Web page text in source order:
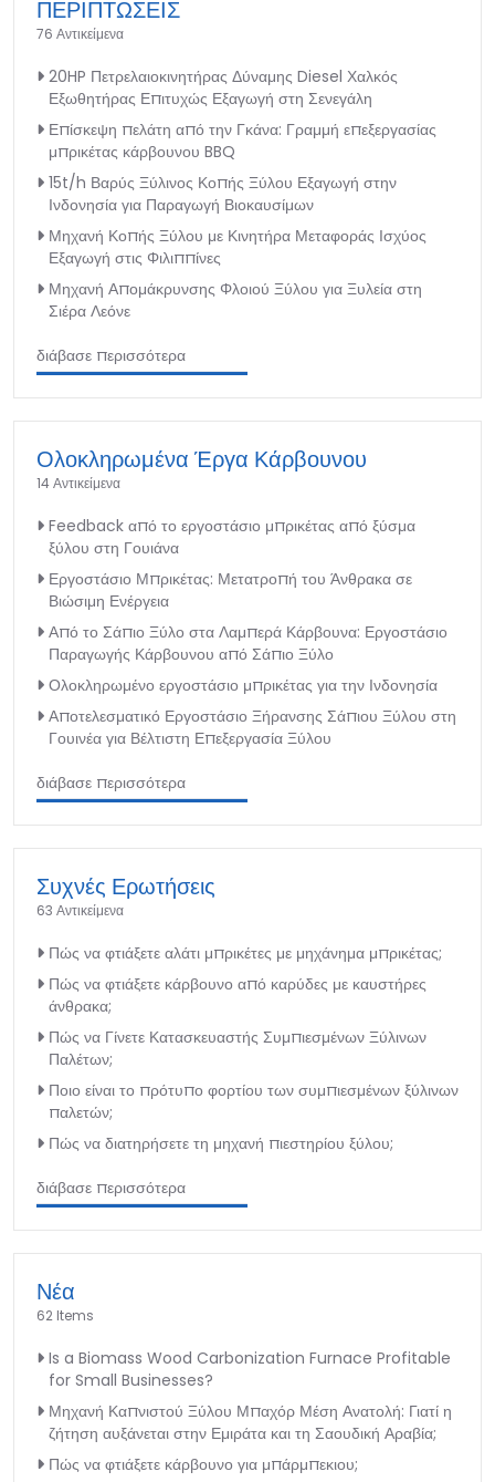
ΠΕΡΙΠΤΩΣΕΙΣ
76 Αντικείμενα
20HP Πετρελαιοκινητήρας Δύναμης Diesel Χαλκός
Εξωθητήρας Επιτυχώς Εξαγωγή στη Σενεγάλη
Επίσκεψη πελάτη από την Γκάνα: Γραμμή επεξεργασίας
μπρικέτας κάρβουνου BBQ
15t/h Βαρύς Ξύλινος Κοπής Ξύλου Εξαγωγή στην
Ινδονησία για Παραγωγή Βιοκαυσίμων
Μηχανή Κοπής Ξύλου με Κινητήρα Μεταφοράς Ισχύος
Εξαγωγή στις Φιλιππίνες
Μηχανή Απομάκρυνσης Φλοιού Ξύλου για Ξυλεία στη
Σιέρα Λεόνε
διάβασε περισσότερα
Ολοκληρωμένα Έργα Κάρβουνου
14 Αντικείμενα
Feedback από το εργοστάσιο μπρικέτας από ξύσμα
ξύλου στη Γουιάνα
Εργοστάσιο Μπρικέτας: Μετατροπή του Άνθρακα σε
Βιώσιμη Ενέργεια
Από το Σάπιο Ξύλο στα Λαμπερά Κάρβουνα: Εργοστάσιο
Παραγωγής Κάρβουνου από Σάπιο Ξύλο
Ολοκληρωμένο εργοστάσιο μπρικέτας για την Ινδονησία
Αποτελεσματικό Εργοστάσιο Ξήρανσης Σάπιου Ξύλου στη
Γουινέα για Βέλτιστη Επεξεργασία Ξύλου
διάβασε περισσότερα
Συχνές Ερωτήσεις
63 Αντικείμενα
Πώς να φτιάξετε αλάτι μπρικέτες με μηχάνημα μπρικέτας;
Πώς να φτιάξετε κάρβουνο από καρύδες με καυστήρες
άνθρακα;
Πώς να Γίνετε Κατασκευαστής Συμπιεσμένων Ξύλινων
Παλέτων;
Ποιο είναι το πρότυπο φορτίου των συμπιεσμένων ξύλινων
παλετών;
Πώς να διατηρήσετε τη μηχανή πιεστηρίου ξύλου;
διάβασε περισσότερα
Νέα
62 Items
Is a Biomass Wood Carbonization Furnace Profitable
for Small Businesses?
Μηχανή Καπνιστού Ξύλου Μπαχόρ Μέση Ανατολή: Γιατί η
ζήτηση αυξάνεται στην Εμιράτα και τη Σαουδική Αραβία;
Πώς να φτιάξετε κάρβουνο για μπάρμπεκιου;